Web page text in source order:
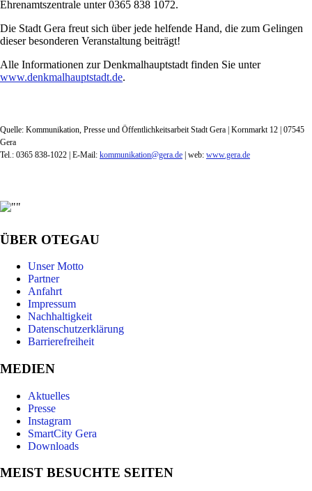
Ehrenamtszentrale unter 0365 838 1072.
Die Stadt Gera freut sich über jede helfende Hand, die zum Gelingen
dieser besonderen Veranstaltung beiträgt!
Alle Informationen zur Denkmalhauptstadt finden Sie unter
www.denkmalhauptstadt.de.
Quelle: Kommunikation, Presse und Öffentlichkeitsarbeit Stadt Gera | Kornmarkt 12 | 07545
Gera
Tel.: 0365 838-1022 | E-Mail: kommunikation@gera.de | web: www.gera.de
ÜBER OTEGAU
Unser Motto
Partner
Anfahrt
Impressum
Nachhaltigkeit
Datenschutzerklärung
Barrierefreiheit
MEDIEN
Aktuelles
Presse
Instagram
SmartCity Gera
Downloads
MEIST BESUCHTE SEITEN